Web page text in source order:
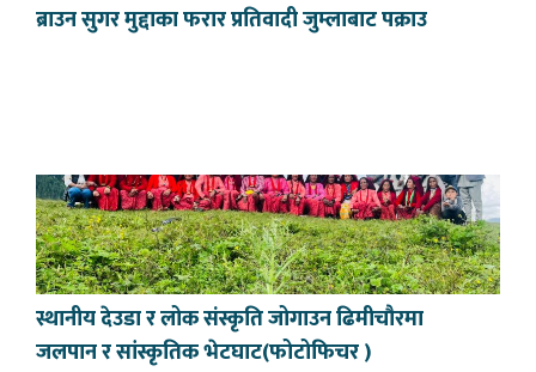
ब्राउन सुगर मुद्दाका फरार प्रतिवादी जुम्लाबाट पक्राउ
स्थानीय देउडा र लोक संस्कृति जोगाउन ढिमीचौरमा
जलपान र सांस्कृतिक भेटघाट(फोटोफिचर )